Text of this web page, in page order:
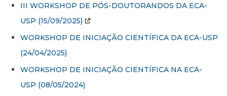
III WORKSHOP DE PÓS-DOUTORANDOS DA ECA-
USP (15/09/2025)
WORKSHOP DE INICIAÇÃO CIENTÍFICA DA ECA-USP
(24/04/2025)
WORKSHOP DE INICIAÇÃO CIENTÍFICA NA ECA-
USP (08/05/2024)